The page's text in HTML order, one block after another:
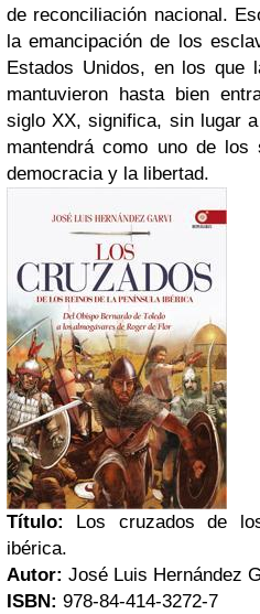
de reconciliación nacional.
la emancipación de los
Estados Unidos, en los que
mantuvieron hasta bien
siglo XX, significa, sin lugar
mantendrá como uno de
democracia y la libertad.
Título:
Los cruzados de
ibérica.
Autor: José Luis Hernández
ISBN: 978-84-414-3272-7